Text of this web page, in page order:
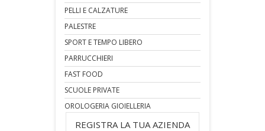
PELLI E CALZATURE
PALESTRE
SPORT E TEMPO LIBERO
PARRUCCHIERI
FAST FOOD
SCUOLE PRIVATE
OROLOGERIA GIOIELLERIA
REGISTRA LA TUA AZIENDA